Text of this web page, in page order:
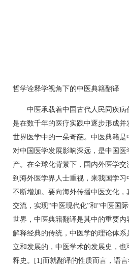
哲学诠释学视角下的中医典籍翻译
中医承载着中国古代人民同疾病
是在数千年的医疗实践中逐步形成
世界医学中的一朵奇葩。中医典籍是
对中国医学发展影响深远，是中国
产。在全球化背景下，国内外医学
到海外医学界人士重视，来我国学
不断增加。要向海外传播中医文化
交流，实现“中医现代化”和“中医国
世界，中医典籍翻译是其中的重要
解释经典的传统，中医学的理论体
立和发展的，中医学术的发展史，
释史。[1]而就翻译的性质而言，语